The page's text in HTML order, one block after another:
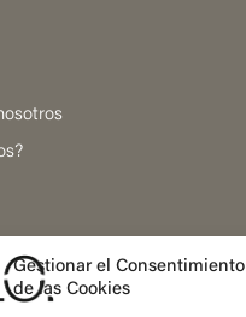
Gestionar el Consentimiento
de las Cookies
17
Spain